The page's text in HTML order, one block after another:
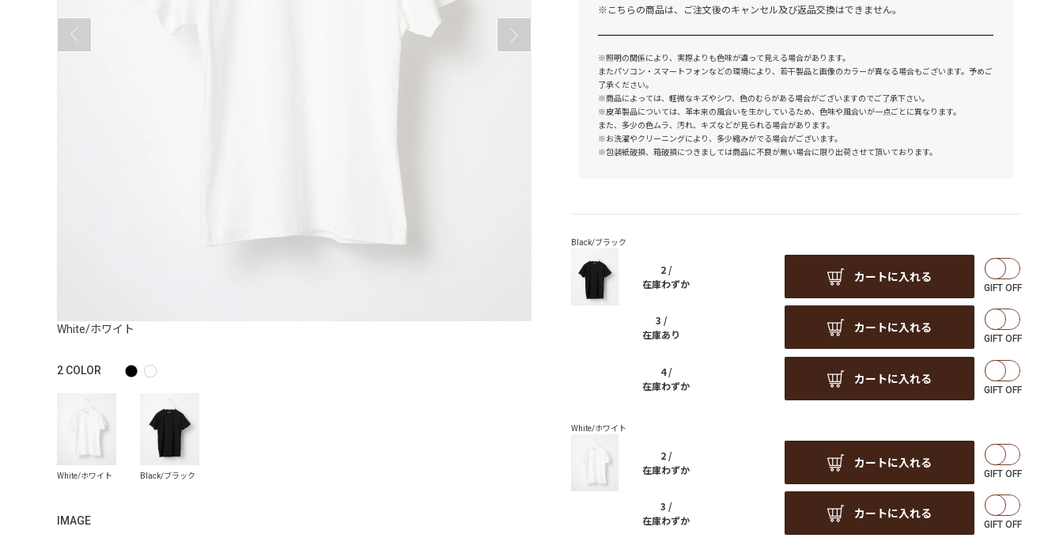
White/ホワイト
2 COLOR
IMAGE
※こちらの商品は、ご注文後のキャンセル及び返品交換はできません。
※照明の関係により、実際よりも色味が違って見える場合があります。
またパソコン・スマートフォンなどの環境により、若干製品と画像のカラーが異なる場合もございます。予めご
了承ください。
※商品によっては、軽微なキズやシワ、色のむらがある場合がございますのでご了承下さい。
※皮革製品については、革本来の風合いを生かしているため、色味や風合いが一点ごとに異なります。
また、多少の色ムラ、汚れ、キズなどが見られる場合があります。
※お洗濯やクリーニングにより、多少縮みがでる場合がございます。
※包装紙破損、箱破損につきましては商品に不良が無い場合に限り出荷させて頂いております。
2 /
在庫わずか
カートに入れる
3 /
在庫あり
カートに入れる
4 /
在庫わずか
カートに入れる
2 /
在庫わずか
カートに入れる
3 /
在庫わずか
カートに入れる